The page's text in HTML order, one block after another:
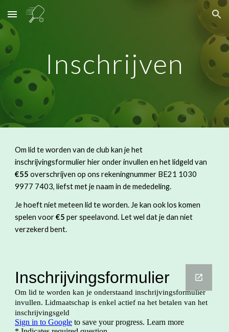
Skip to main content Skip to navigation
Inschrijven
Om lid te worden van de club kan je het
inschrijvingsformulier hier onder invullen en het lidgeld van
€55 overschrijven op ons rekeningnummer BE21 1030
9977 7403, liefst met je naam in de mededeling.
Je hoeft niet meteen lid te worden. Je kan ook los komen
spelen voor€5 per speelavond. Let wel dat je dan niet
verzekerd bent.